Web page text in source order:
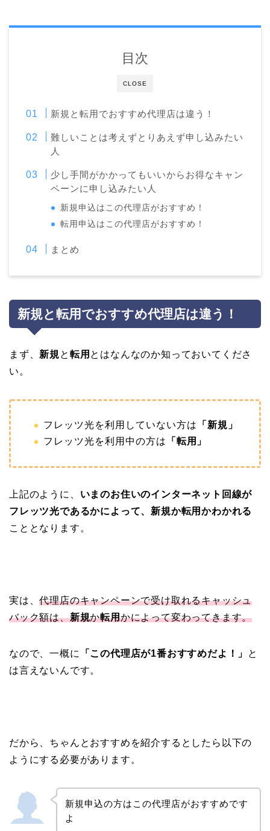
CLOSE
目次
新規と転用でおすすめ代理店は違う！
難しいことは考えずとりあえず申し込みたい
人
少し手間がかかってもいいからお得なキャン
ペーンに申し込みたい人
新規申込はこの代理店がおすすめ！
転用申込はこの代理店がおすすめ！
まとめ
新規と転用でおすすめ代理店は違う！
まず、 新規と 転用 とはなんなのか知っておいてくださ
い。
フレッツ光を利用していない方は
「新規」
フレッツ光を利用中の方は
「転用」
上記のように、 いまのお住いのインターネット回線が
フレッツ光であるかによって、新規か転用かわかれる
こととなります。
実は、代理店のキャンペーンで受け取れるキャッシュ
バック額は、新規か転用かによって変わってきます。
なので、一概に 「この代理店が1番おすすめだよ！」
と
は言えないんです。
だから、ちゃんとおすすめを紹介するとしたら以下の
ようにする必要があります。
新規申込の方はこの代理店がおすすめです
よ